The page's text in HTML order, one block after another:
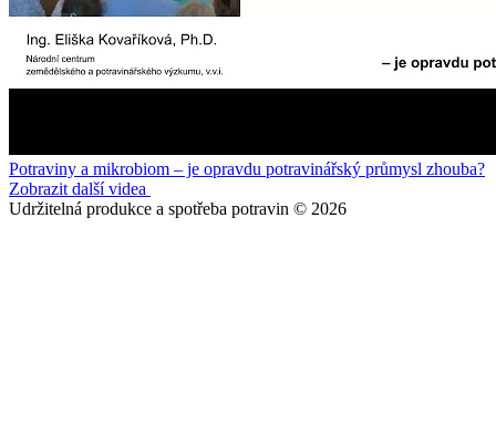
Potraviny a mikrobiom – je opravdu potravinářský průmysl zhouba?
Zobrazit další videa
Udržitelná produkce a spotřeba potravin © 2026